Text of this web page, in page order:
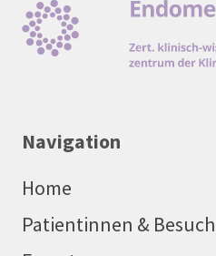
Navigation
Home
Patientinnen &